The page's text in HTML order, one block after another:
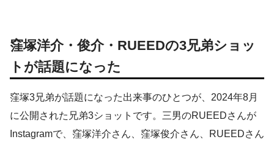
窪塚洋介・俊介・RUEEDの3兄弟ショッ
トが話題になった
窪塚3兄弟が話題になった出来事のひとつが、2024年8月
に公開された兄弟3ショットです。三男のRUEEDさんが
Instagramで、窪塚洋介さん、窪塚俊介さん、RUEEDさん